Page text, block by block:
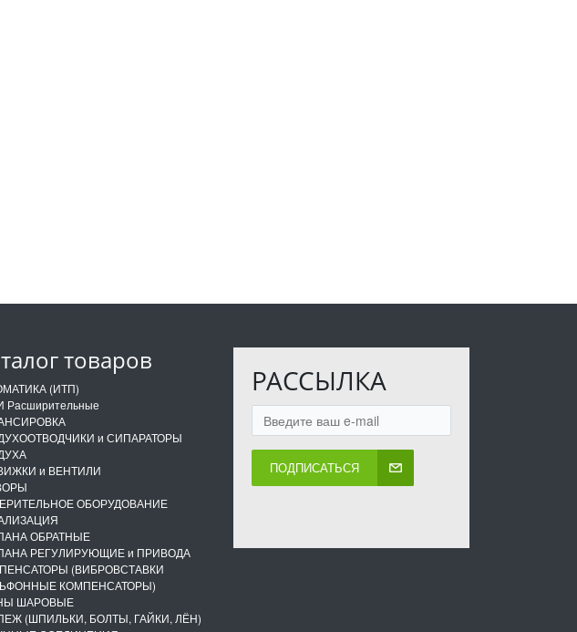
товаров
(ИТП)
Расширительные
и СИПАРАТОРЫ
и ВЕНТИЛИ
ОБОРУДОВАНИЕ
ОБРАТНЫЕ
РЕГУЛИРУЮЩИЕ и ПРИВОДА
(ВИБРОВСТАВКИ
КОМПЕНСАТОРЫ)
ШАРОВЫЕ
(ШПИЛЬКИ, БОЛТЫ, ГАЙКИ, ЛЁН)
РАССЫЛКА
ПОДПИСАТЬСЯ